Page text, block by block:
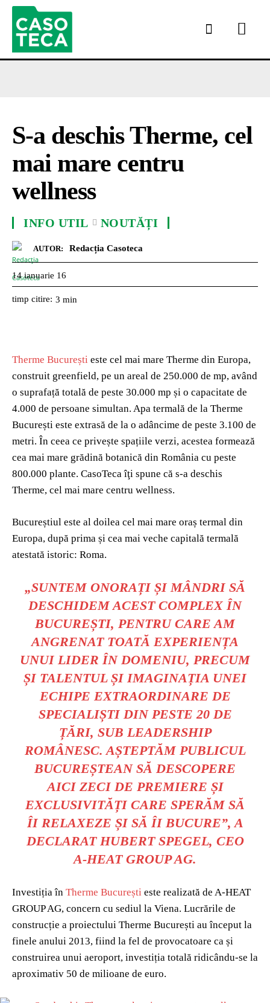
S-a deschis Therme, cel
mai mare centru
wellness
INFO UTIL NOUTĂȚI
AUTOR: Redacția Casoteca
14 ianuarie 16
timp citire: 3 min
Therme București este cel mai mare Therme din Europa,
construit greenfield, pe un areal de 250.000 de mp, având
o suprafață totală de peste 30.000 mp și o capacitate de
4.000 de persoane simultan. Apa termală de la Therme
București este extrasă de la o adâncime de peste 3.100 de
metri. În ceea ce privește spațiile verzi, acestea formează
cea mai mare grădină botanică din România cu peste
800.000 plante. CasoTeca îţi spune că s-a deschis
Therme, cel mai mare centru wellness.
Bucureștiul este al doilea cel mai mare oraș termal din
Europa, după prima și cea mai veche capitală termală
atestată istoric: Roma.
„SUNTEM ONORAȚI ȘI MÂNDRI SĂ
DESCHIDEM ACEST COMPLEX ÎN
BUCUREȘTI, PENTRU CARE AM
ANGRENAT TOATĂ EXPERIENȚA
UNUI LIDER ÎN DOMENIU, PRECUM
ȘI TALENTUL ȘI IMAGINAȚIA UNEI
ECHIPE EXTRAORDINARE DE
SPECIALIȘTI DIN PESTE 20 DE
ȚĂRI, SUB LEADERSHIP
ROMÂNESC. AȘTEPTĂM PUBLICUL
BUCUREȘTEAN SĂ DESCOPERE
AICI ZECI DE PREMIERE ȘI
EXCLUSIVITĂȚI CARE SPERĂM SĂ
ÎI RELAXEZE ȘI SĂ ÎI BUCURE”, A
DECLARAT HUBERT SPEGEL, CEO
A-HEAT GROUP AG.
Investiția în Therme București este realizată de A-HEAT
GROUP AG, concern cu sediul la Viena. Lucrările de
construcție a proiectului Therme București au început la
finele anului 2013, fiind la fel de provocatoare ca și
construirea unui aeroport, investiția totală ridicându-se la
aproximativ 50 de milioane de euro.